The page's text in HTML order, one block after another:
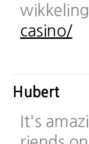
casino/
Hubert
It's